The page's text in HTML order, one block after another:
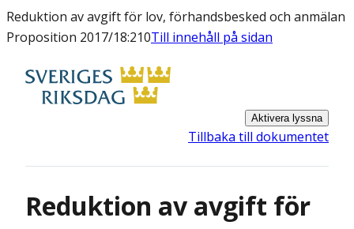
Reduktion av avgift för lov, förhandsbesked och anmälan
Proposition 2017/18:210Till innehåll på sidan
Aktivera lyssna
Tillbaka till dokumentet
Reduktion av avgift för